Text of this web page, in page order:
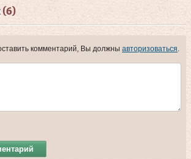
(6)
комментарий, Вы должны авторизоваться.